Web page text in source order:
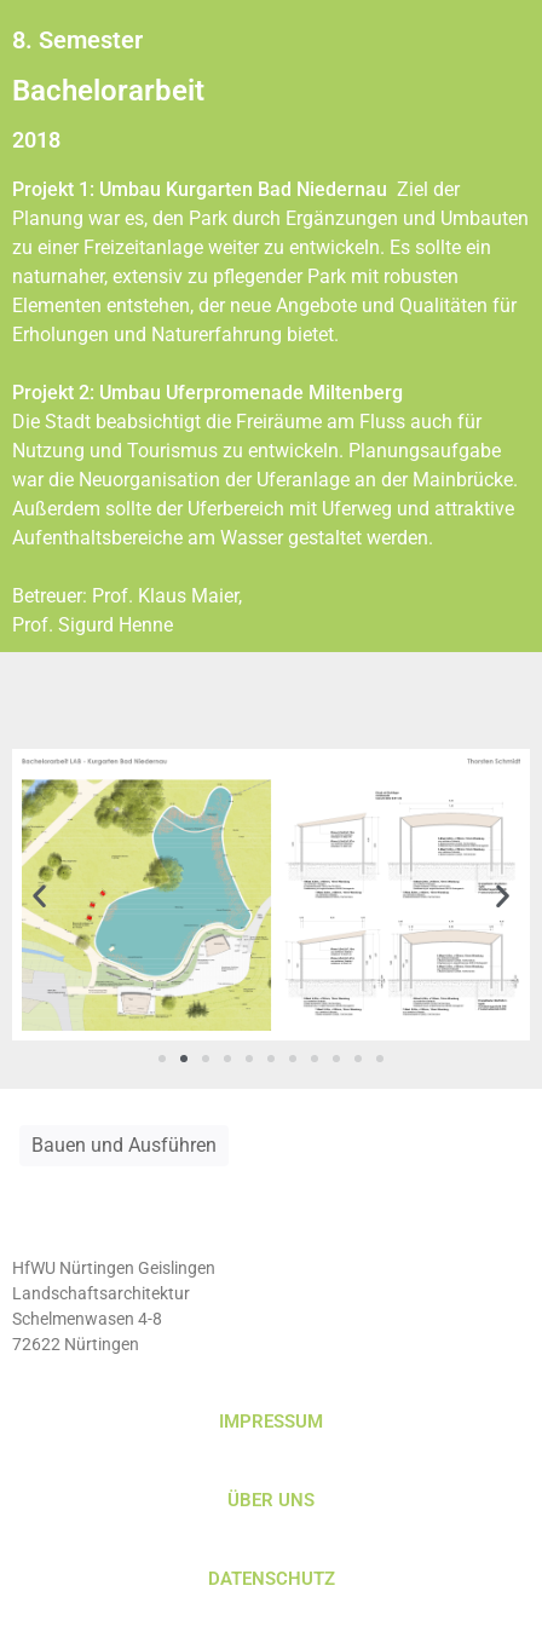
8. Semester
Bachelorarbeit
2018
Projekt 1: Umbau Kurgarten Bad Niedernau Ziel der
Planung war es, den Park durch Ergänzungen und Umbauten
zu einer Freizeitanlage weiter zu entwickeln. Es sollte ein
naturnaher, extensiv zu pflegender Park mit robusten
Elementen entstehen, der neue Angebote und Qualitäten für
Erholungen und Naturerfahrung bietet.
Projekt 2: Umbau Uferpromenade Miltenberg
Die Stadt beabsichtigt die Freiräume am Fluss auch für
Nutzung und Tourismus zu entwickeln. Planungsaufgabe
war die Neuorganisation der Uferanlage an der Mainbrücke.
Außerdem sollte der Uferbereich mit Uferweg und attraktive
Aufenthaltsbereiche am Wasser gestaltet werden.
Betreuer: Prof. Klaus Maier,
Prof. Sigurd Henne
Bauen und Ausführen
HfWU Nürtingen Geislingen
Landschaftsarchitektur
Schelmenwasen 4-8
72622 Nürtingen
IMPRESSUM
ÜBER UNS
DATENSCHUTZ